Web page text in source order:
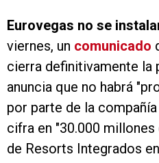
Eurovegas no se
viernes, un comunicado
cierra definitivamente la
anuncia que no habrá
por parte de la
cifra en "30.000
de Resorts Integrados